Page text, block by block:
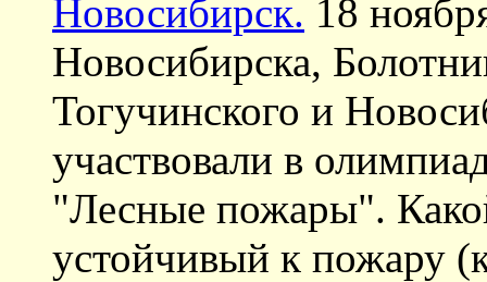
Новосибирск. 18
Новосибирска,
Тогучинского и
участвовали в
"Лесные пожары".
устойчивый к пожару